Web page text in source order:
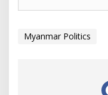
Myanmar Politics